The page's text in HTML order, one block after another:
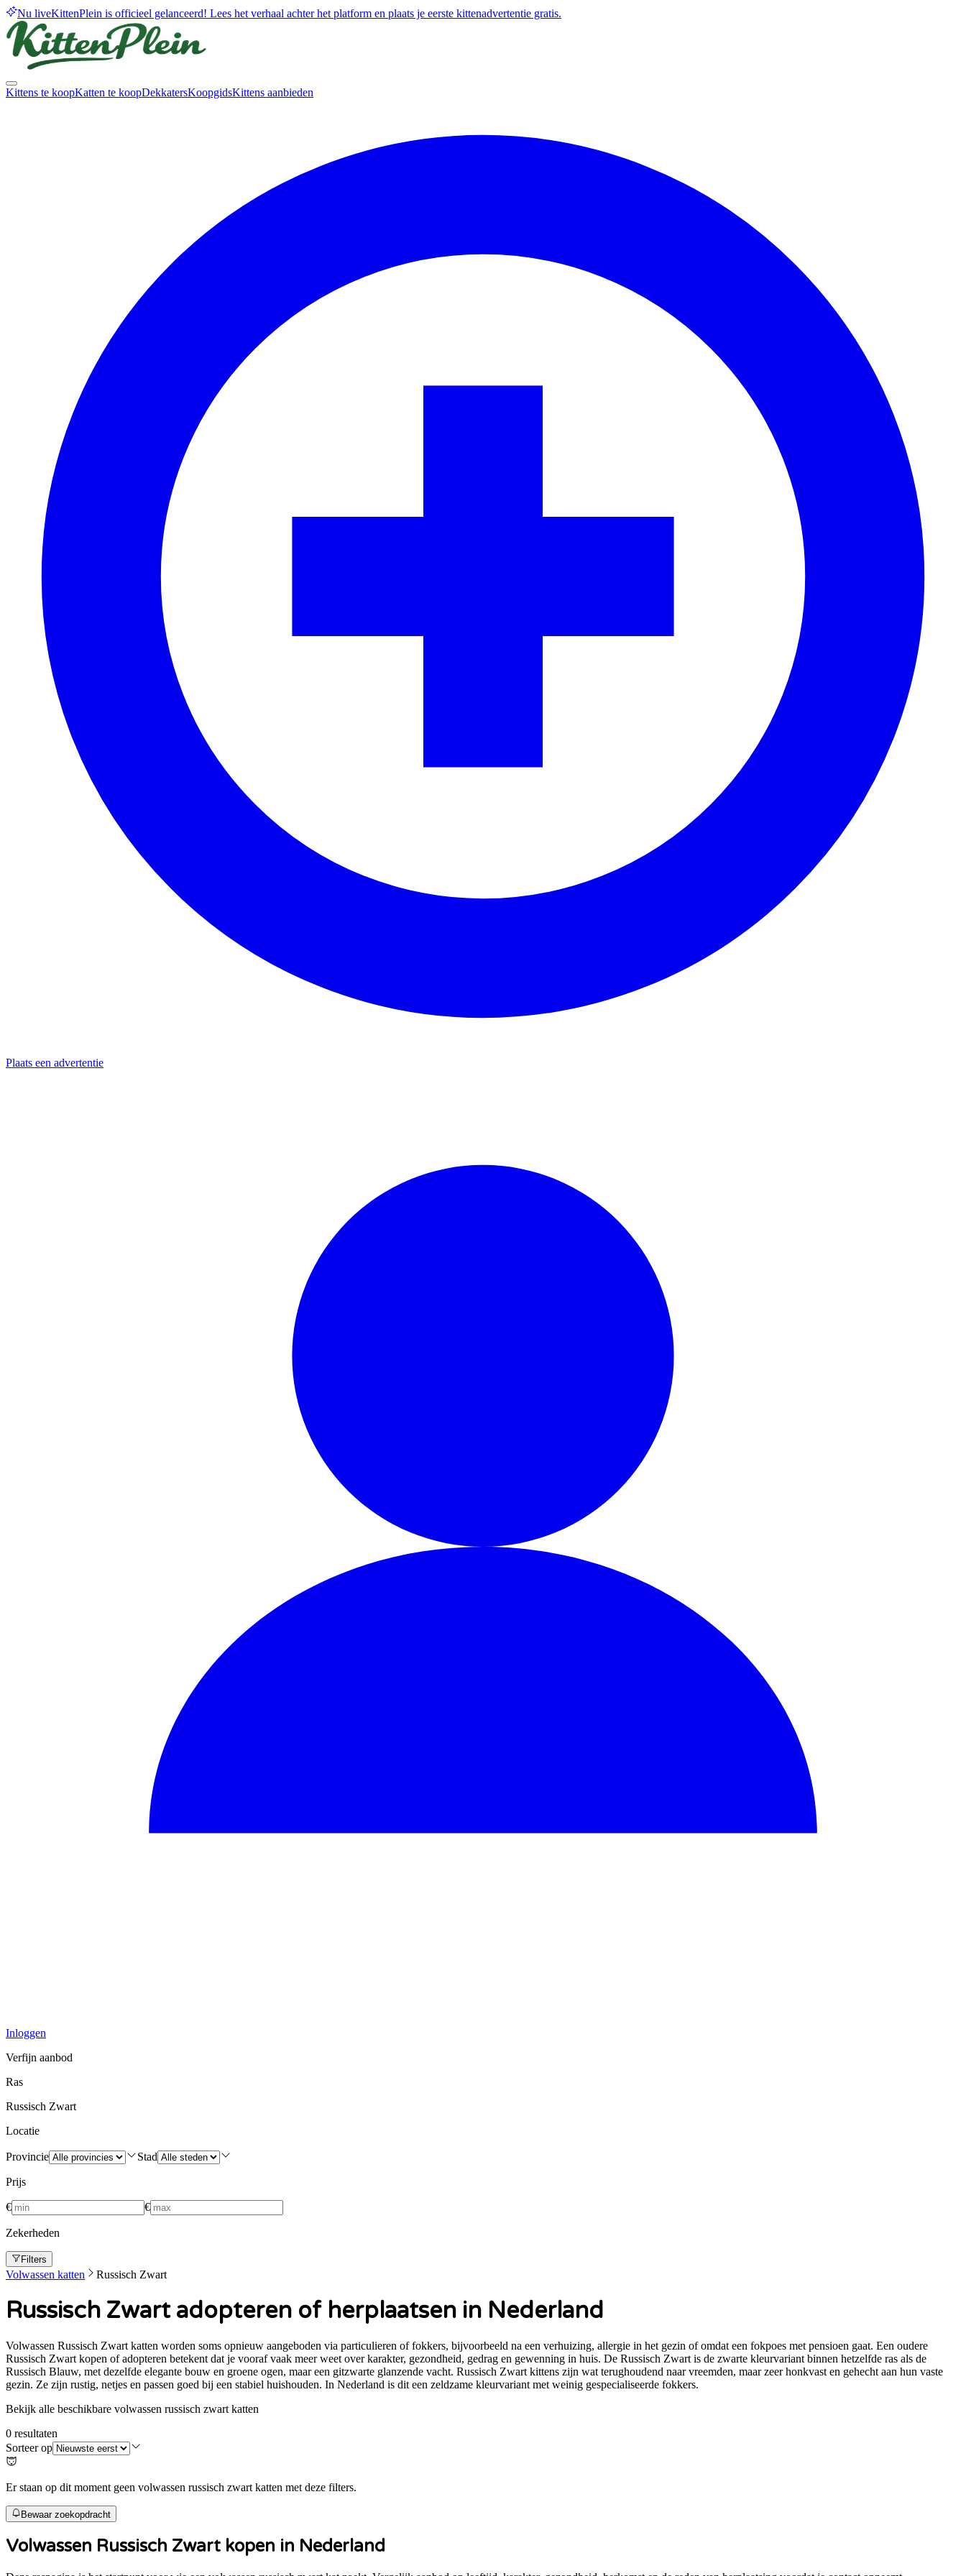
Nu liveKittenPlein is officieel gelanceerd! Lees het verhaal achter het platform en plaats je eerste kittenadvertentie gratis.
Kittens te koopKatten te koopDekkatersKoopgidsKittens aanbieden
Plaats een advertentie
Inloggen
Verfijn aanbod
Ras
Russisch Zwart
Locatie
Provincie Stad
Prijs
€ €
Zekerheden
Filters
Volwassen katten Russisch Zwart
Russisch Zwart adopteren of herplaatsen in Nederland
Volwassen Russisch Zwart katten worden soms opnieuw aangeboden via particulieren of fokkers, bijvoorbeeld na een verhuizing, allergie in het gezin of omdat een fokpoes met pensioen gaat. Een oudere
Russisch Zwart kopen of adopteren betekent dat je vooraf vaak meer weet over karakter, gezondheid, gedrag en gewenning in huis. De Russisch Zwart is de zwarte kleurvariant binnen hetzelfde ras als de
Russisch Blauw, met dezelfde elegante bouw en groene ogen, maar een gitzwarte glanzende vacht. Russisch Zwart kittens zijn wat terughoudend naar vreemden, maar zeer honkvast en gehecht aan hun vaste
gezin. Ze zijn rustig, netjes en passen goed bij een stabiel huishouden. In Nederland is dit een zeldzame kleurvariant met weinig gespecialiseerde fokkers.
Bekijk alle beschikbare volwassen russisch zwart katten
0 resultaten
Sorteer op
Er staan op dit moment geen volwassen russisch zwart katten met deze filters.
Bewaar zoekopdracht
Volwassen Russisch Zwart kopen in Nederland